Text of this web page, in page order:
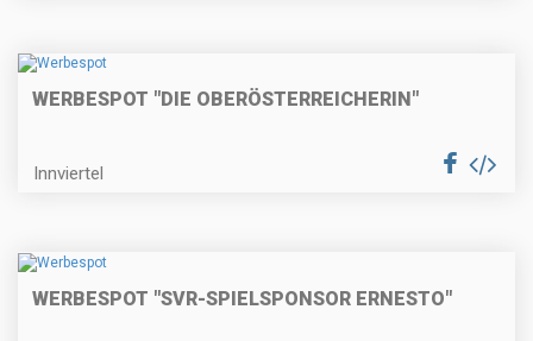
WERBESPOT "DIE OBERÖSTERREICHERIN"
Innviertel
WERBESPOT "SVR-SPIELSPONSOR ERNESTO"